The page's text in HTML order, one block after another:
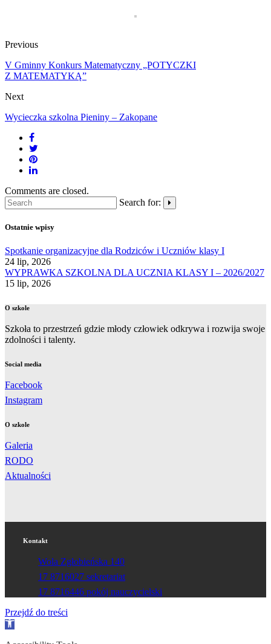
Previous
V Gminny Konkurs Matematyczny „POTYCZKI
Z MATEMATYKĄ”
Next
Wycieczka szkolna Pieniny – Zakopane
Comments are closed.
Search for:
Ostatnie wpisy
Spotkanie organizacyjne dla Rodziców i Uczniów klasy I
24 lip, 2026
WYPRAWKA SZKOLNA DLA UCZNIA KLASY I – 2026/2027
15 lip, 2026
O szkole
Szkoła to przestrzeń gdzie młody człowiek odkrywa i rozwija swoje
zdolności i talenty.
Social media
Facebook
Instagram
O szkole
Galeria
RODO
Aktualności
Kontakt
Wola Zgłobieńska 140
17 8716027 sekretariat
17 8716446 pokój nauczycielski
Przejdź do treści
Otwórz